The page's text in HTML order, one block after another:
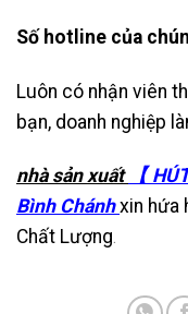
Số hotline của
Luôn có nhận viên
bạn, doanh nghiệp
nhà sản xuất 【
Bình Chánhxin hứa
Chất Lượng.